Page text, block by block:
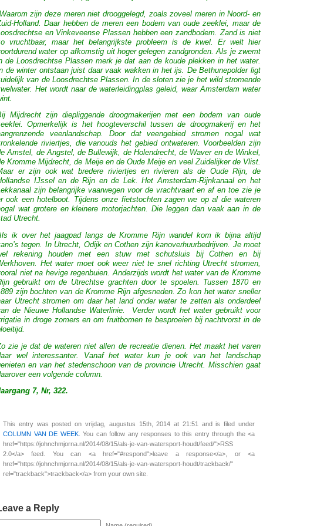
Waarom zijn deze meren niet drooggelegd, zoals zoveel meren in Noord- en
Holland. Daar hebben de meren een bodem van oude zeeklei, maar de
en Vinkeveense Plassen hebben een zandbodem. Zand is niet
vruchtbaar, maar het belangrijkste probleem is de kwel. Er welt hier
water op afkomstig uit hoger gelegen zandgronden. Als je zwemt
de Loosdrechtse Plassen merk je dat aan de koude plekken in het water.
de winter ontstaan juist daar vaak wakken in het ijs. De Bethunepolder ligt
van de Loosdrechtse Plassen. In de sloten zie je het wild stromende
Het wordt naar de waterleidingplas geleid, waar Amsterdam water
Mijdrecht zijn diepliggende droogmakerijen met een bodem van oude
Opmerkelijk is het hoogteverschil tussen de droogmakerij en het
veenlandschap. Door dat veengebied stromen nogal wat
riviertjes, die vanouds het gebied ontwateren. Voorbeelden zijn
Amstel, de Angstel, de Bullewijk, de Holendrecht, de Waver en de Winkel,
Kromme Mijdrecht, de Meije en de Oude Meije en veel Zuidelijker de Vlist.
er zijn ook wat bredere riviertjes en rivieren als de Oude Rijn, de
IJssel en de Rijn en de Lek. Het Amsterdam-Rijnkanaal en het
zijn belangrijke vaarwegen voor de vrachtvaart en af en toe zie je
ook een hotelboot. Tijdens onze fietstochten zagen we op al die wateren
wat grotere en kleinere motorjachten. Die leggen dan vaak aan in de
Utrecht.
ik over het jaagpad langs de Kromme Rijn wandel kom ik bijna altijd
tegen. In Utrecht, Odijk en Cothen zijn kanoverhuurbedrijven. Je moet
rekening houden met een stuw met schutsluis bij Cothen en bij
Het water moet ook weer niet te snel richting Utrecht stromen,
niet na hevige regenbuien. Anderzijds wordt het water van de Kromme
gebruikt om de Utrechtse grachten door te spoelen. Tussen 1870 en
zijn bochten van de Kromme Rijn afgesneden. Zo kon het water sneller
Utrecht stromen om daar het land onder water te zetten als onderdeel
de Nieuwe Hollandse Waterlinie. Verder wordt het water gebruikt voor
in droge zomers en om fruitbomen te besproeien bij nachtvorst in de
zie je dat de wateren niet allen de recreatie dienen. Het maakt het varen
wel interessanter. Vanaf het water kun je ook van het landschap
en van het stedenschoon van de provincie Utrecht. Misschien gaat
een volgende column.
7, Nr, 322.
This entry was posted on vrijdag, augustus 15th, 2014 at 21:51 and is filed under
COLUMN VAN DE WEEK. You can follow any responses to this entry through the <a
href="https://johnchmjorna.nl/2014/08/15/als-je-van-watersport-houdt/feed/">RSS
2.0</a> feed. You can <a href="#respond">leave a response</a>, or <a
href="https://johnchmjorna.nl/2014/08/15/als-je-van-watersport-houdt/trackback/"
rel="trackback">trackback</a> from your own site.
a Reply